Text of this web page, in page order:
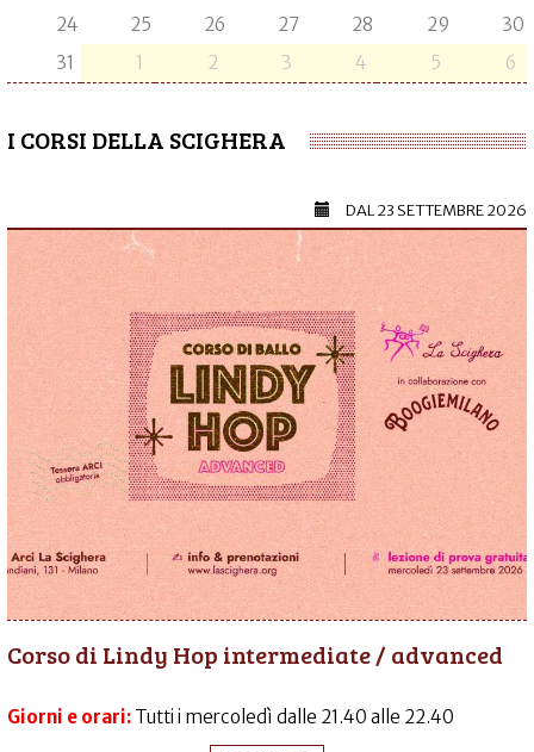
24
25 26 27 28 29
30
31
1 2 3 4 5 6
I CORSI DELLA SCIGHERA
DAL23 SETTEMBRE 2026
Corso di Lindy Hop intermediate / advanced
Giorni e orari: Tutti i mercoledì dalle 21.40 alle 22.40